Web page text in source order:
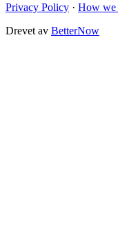
Privacy Policy · How we
Drevet av BetterNow